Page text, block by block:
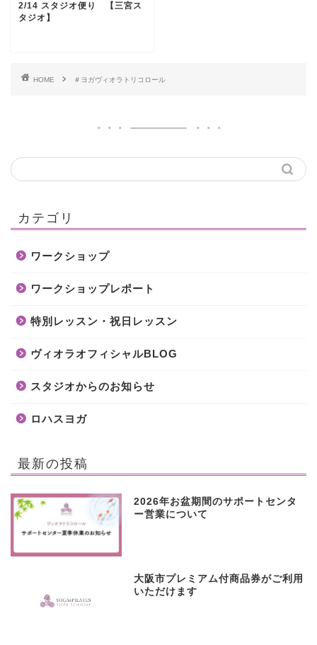
2/14 スタジオ便り 【三宮ス
タジオ】
HOME ＃ヨガヴィオラトリコロール
カテゴリ
ワークショップ
ワークショップレポート
特別レッスン・祝日レッスン
ヴィオラオフィシャルBLOG
スタジオからのお知らせ
ロハスヨガ
最新の投稿
2026年お盆期間のサポートセンタ
ー営業について
大阪市プレミアム付商品券がご利用
いただけます